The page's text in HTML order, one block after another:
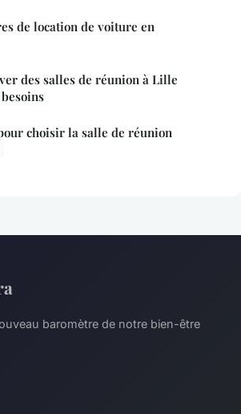
de location de voiture en
des salles de réunion à Lille
choisir la salle de réunion
baromètre de notre bien-être